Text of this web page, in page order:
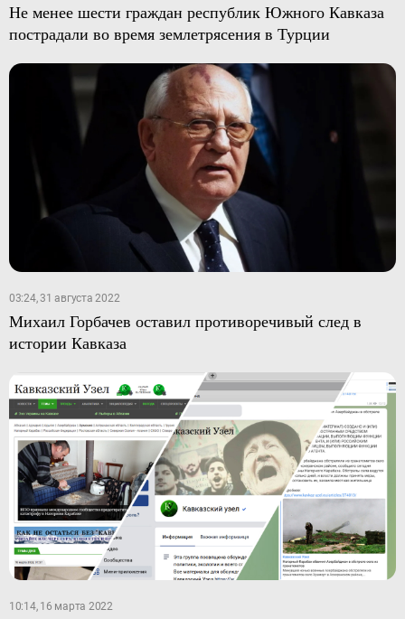
Не менее шести граждан республик Южного Кавказа
пострадали во время землетрясения в Турции
03:24, 31 августа 2022
Михаил Горбачев оставил противоречивый след в
истории Кавказа
10:14, 16 марта 2022